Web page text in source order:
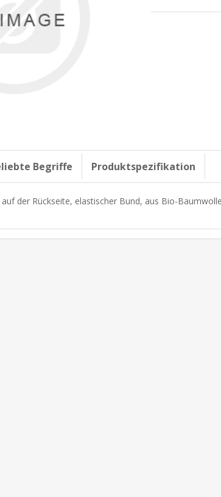
Begriffe Produktspezifikation
der Rückseite, elastischer Bund, aus Bio-